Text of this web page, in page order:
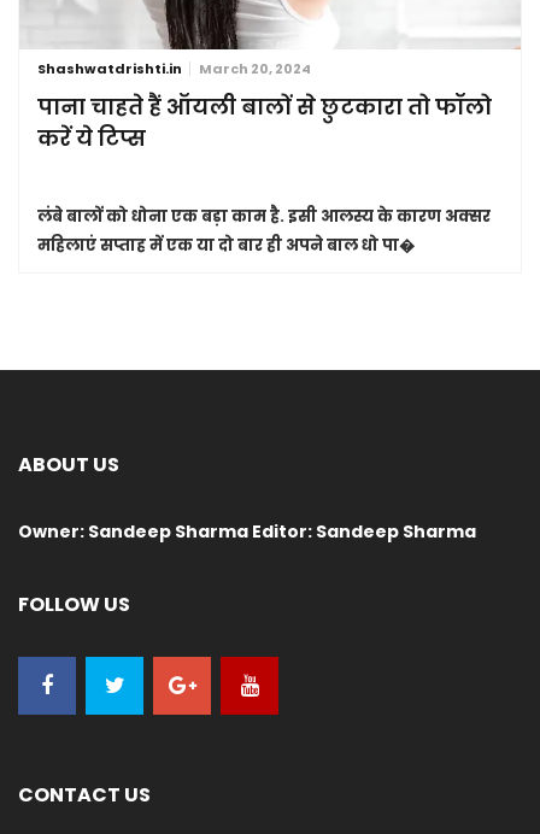
Shashwatdrishti.in March 20, 2024
पाना चाहते हैं ऑयली बालों से छुटकारा तो फॉलो
करें ये टिप्स
लंबे बालों को धोना एक बड़ा काम है. इसी आलस्य के कारण अक्सर
महिलाएं सप्ताह में एक या दो बार ही अपने बाल धो पा�
ABOUT US
Owner: Sandeep Sharma Editor: Sandeep Sharma
FOLLOW US
CONTACT US